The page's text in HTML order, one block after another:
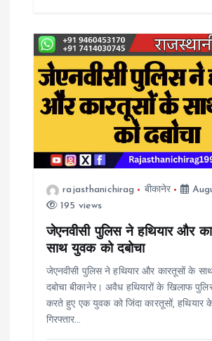
rajasthanichirag बीकानेर
195 views
जेएनवीसी पुलिस ने हथियार और
साथ युवक को दबोचा
जेएनवीसी पुलिस ने हथियार और कारतूसों के
दबोचा बीकानेर। अवैध हथियारों के खिलाफ
करते हुए एक युवक को जिंदा कारतूसों, हथियार
गिरफ्तार…